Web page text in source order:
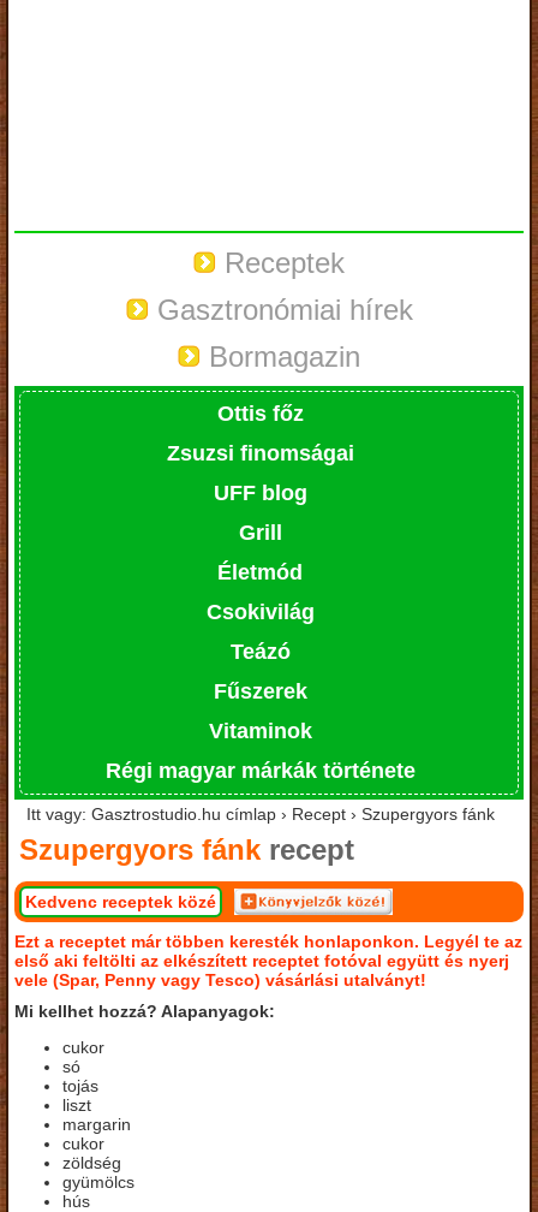
Receptek
Gasztronómiai hírek
Bormagazin
Ottis főz
Zsuzsi finomságai
UFF blog
Grill
Életmód
Csokivilág
Teázó
Fűszerek
Vitaminok
Régi magyar márkák története
Itt vagy: Gasztrostudio.hu címlap › Recept › Szupergyors fánk
Szupergyors fánk recept
Kedvenc receptek közé
Ezt a receptet már többen keresték honlaponkon. Legyél te az
első aki feltölti az elkészített receptet fotóval együtt és nyerj
vele (Spar, Penny vagy Tesco) vásárlási utalványt!
Mi kellhet hozzá? Alapanyagok:
cukor
só
tojás
liszt
margarin
cukor
zöldség
gyümölcs
hús